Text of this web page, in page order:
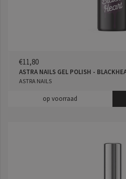
€11,80
ASTRA NAILS GEL POLISH -
ASTRA NAILS
op voorraad